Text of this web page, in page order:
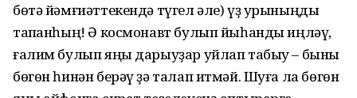
бөтә йәмғиәттекендә түгел әле) үҙ урыныңды
тапҡанһың! Ә космонавт булып йыһанды иңләү,
ғалим булып яңы дарыуҙар уйлап табыу – быны
бөгөн һинән берәү ҙә талап итмәй. Шуға ла бөгөн